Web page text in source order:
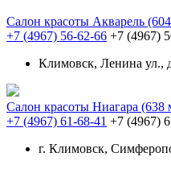
Салон красоты Акварель
+7 (4967) 56-62-66 +7 (4967)
Климовск, Ленина ул.,
Салон красоты Ниагара (638
+7 (4967) 61-68-41 +7 (4967)
г. Климовск,